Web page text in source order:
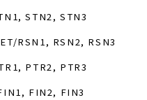
STN2, STN3
RSN1, RSN2, RSN3
PTR2, PTR3
FIN2, FIN3